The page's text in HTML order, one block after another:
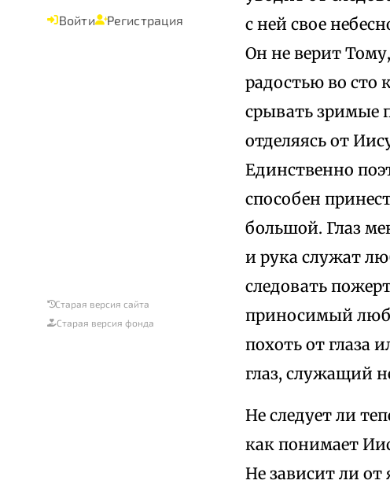
Войти Регистрация
Старая версия сайта
Старая версия фонда
с ней свое
Он не верит
радостью во сто
срывать зримые
отделяясь от
Единственно
способен
большой. Глаз
и рука служат
следовать
приносимый
похоть от глаза
глаз, служащий
Не следует ли
как понимает
Не зависит ли от